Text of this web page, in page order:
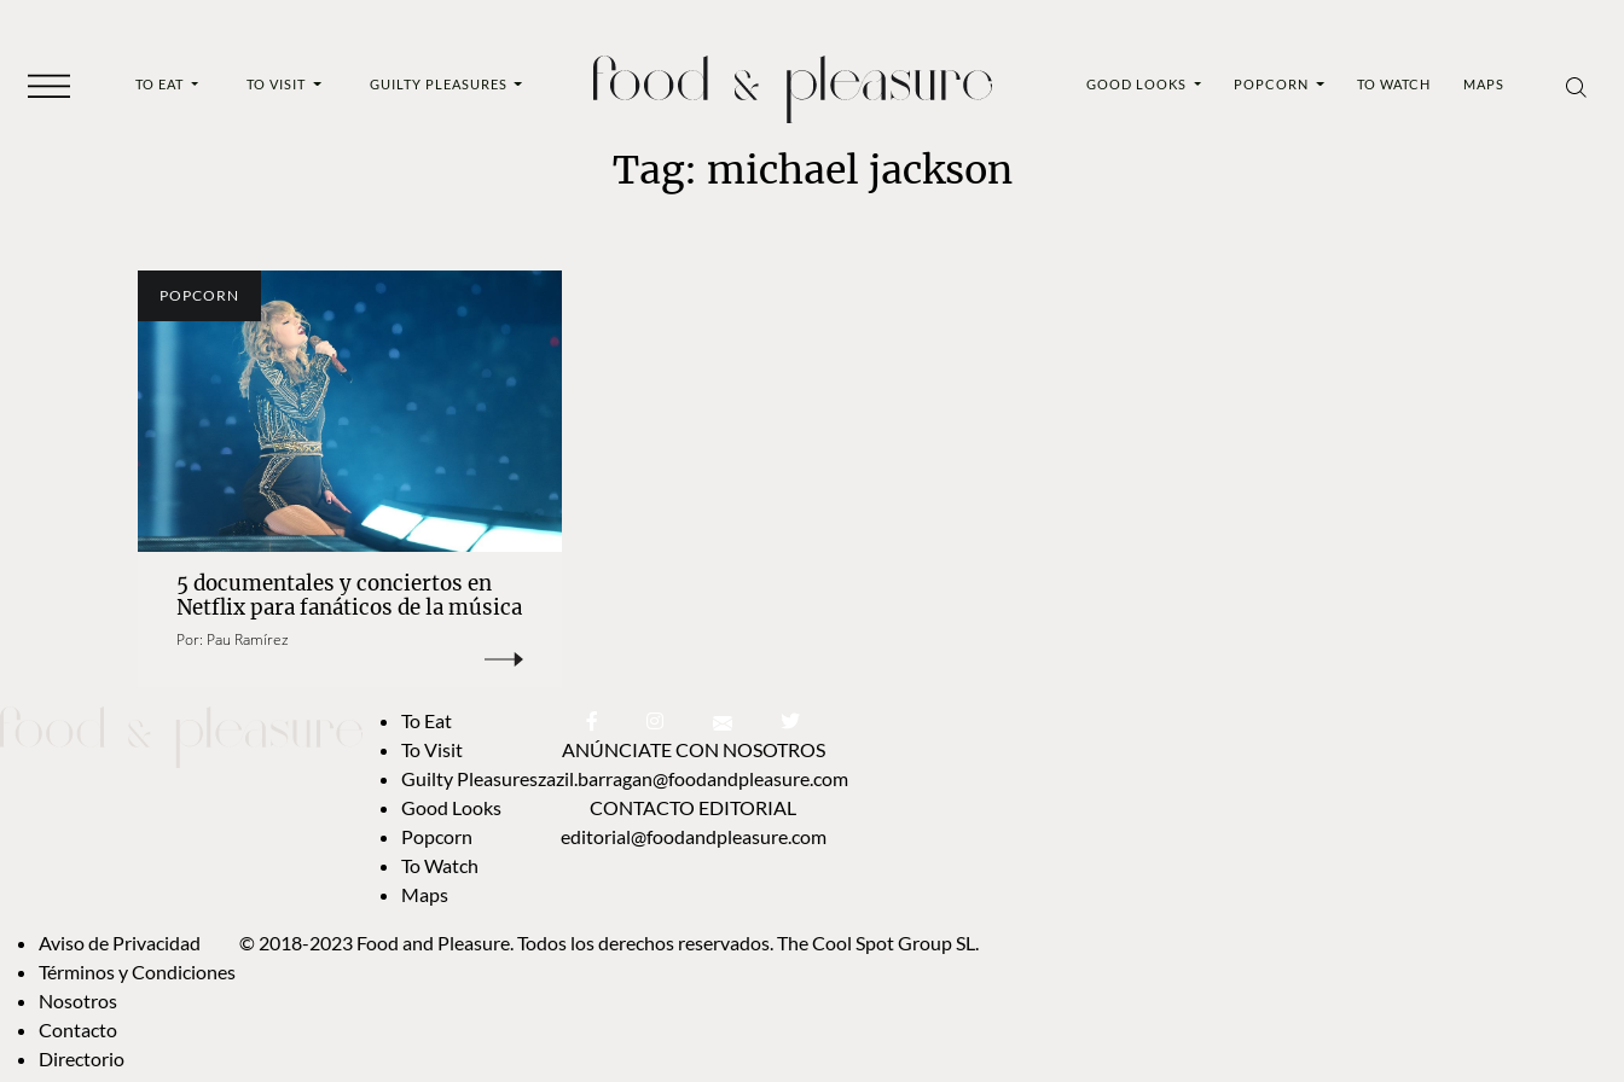
TO EAT TO VISIT GUILTY PLEASURES GOOD LOOKS POPCORN TO WATCH MAPS
Tag: michael jackson
POPCORN
5 documentales y conciertos en
Netflix para fanáticos de la música
Por: Pau Ramírez
To Eat
To Visit
Guilty Pleasures
Good Looks
Popcorn
To Watch
Maps
ANÚNCIATE CON NOSOTROS
zazil.barragan@foodandpleasure.com
CONTACTO EDITORIAL
editorial@foodandpleasure.com
Aviso de Privacidad
Términos y Condiciones
Nosotros
Contacto
Directorio
© 2018-2023 Food and Pleasure. Todos los derechos reservados. The Cool Spot Group SL.